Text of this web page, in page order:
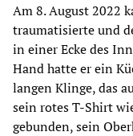
Am 8. August 2022
traumatisierte und
in einer Ecke des
Hand hatte er ein
langen Klinge, das
sein rotes T-Shirt
gebunden, sein